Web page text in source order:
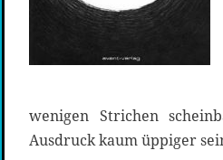
wenigen Strichen
Ausdruck kaum üppiger